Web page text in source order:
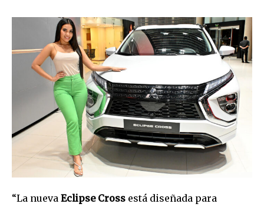
or click the subscribe button below. Don't worry, we respect
your privacy and won't spam your inbox. Your information is
safe with us.
SUBSCRIBE
I've read and accept the Privacy Policy.
“La nueva Eclipse Cross está diseñada para